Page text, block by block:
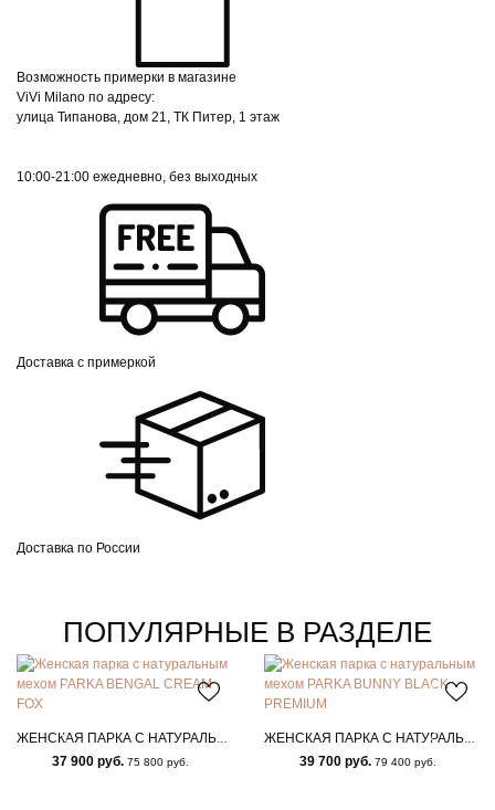
Возможность примерки в магазине
ViVi Milano по адресу:
улица Типанова, дом 21, ТК Питер, 1 этаж
10:00-21:00 ежедневно, без выходных
Доставка с примеркой
Доставка по России
ПОПУЛЯРНЫЕ В РАЗДЕЛЕ
37 900 руб. 75 800 руб. 39 700 руб. 79 400 руб.